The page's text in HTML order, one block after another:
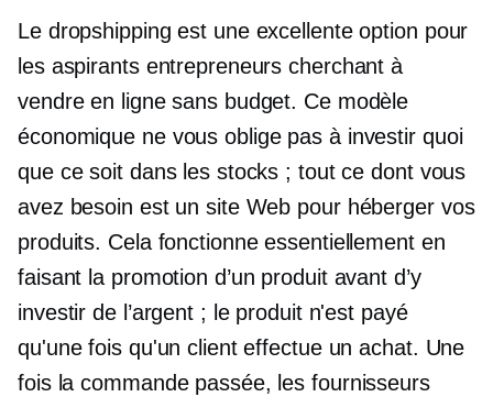
Le dropshipping est une excellente option pour
les aspirants entrepreneurs cherchant à
vendre en ligne sans budget. Ce modèle
économique ne vous oblige pas à investir quoi
que ce soit dans les stocks ; tout ce dont vous
avez besoin est un site Web pour héberger vos
produits. Cela fonctionne essentiellement en
faisant la promotion d’un produit avant d’y
investir de l’argent ; le produit n'est payé
qu'une fois qu'un client effectue un achat. Une
fois la commande passée, les fournisseurs